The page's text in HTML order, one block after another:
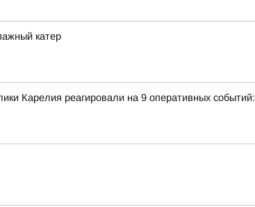
катер
Карелия реагировали на 9 оперативных событий: